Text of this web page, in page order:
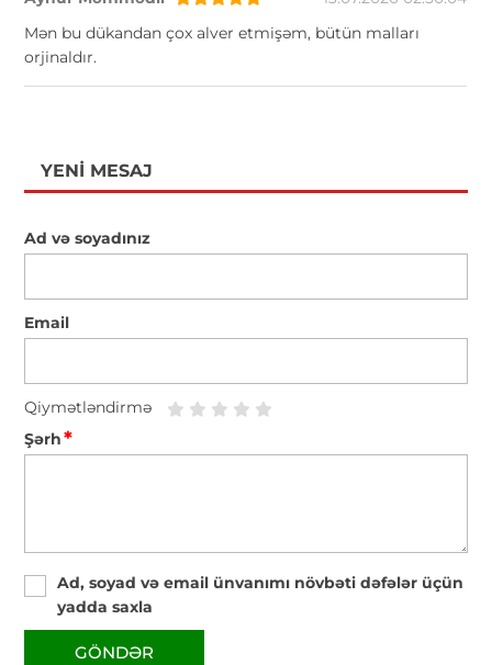
Mən bu dükandan çox alver etmişəm, bütün malları
orjinaldır.
YENI MESAJ
Ad və soyadınız
Email
Qiymətləndirmə
Şərh*
Ad, soyad və email ünvanımı növbəti dəfələr üçün
yadda saxla
GÖNDƏR